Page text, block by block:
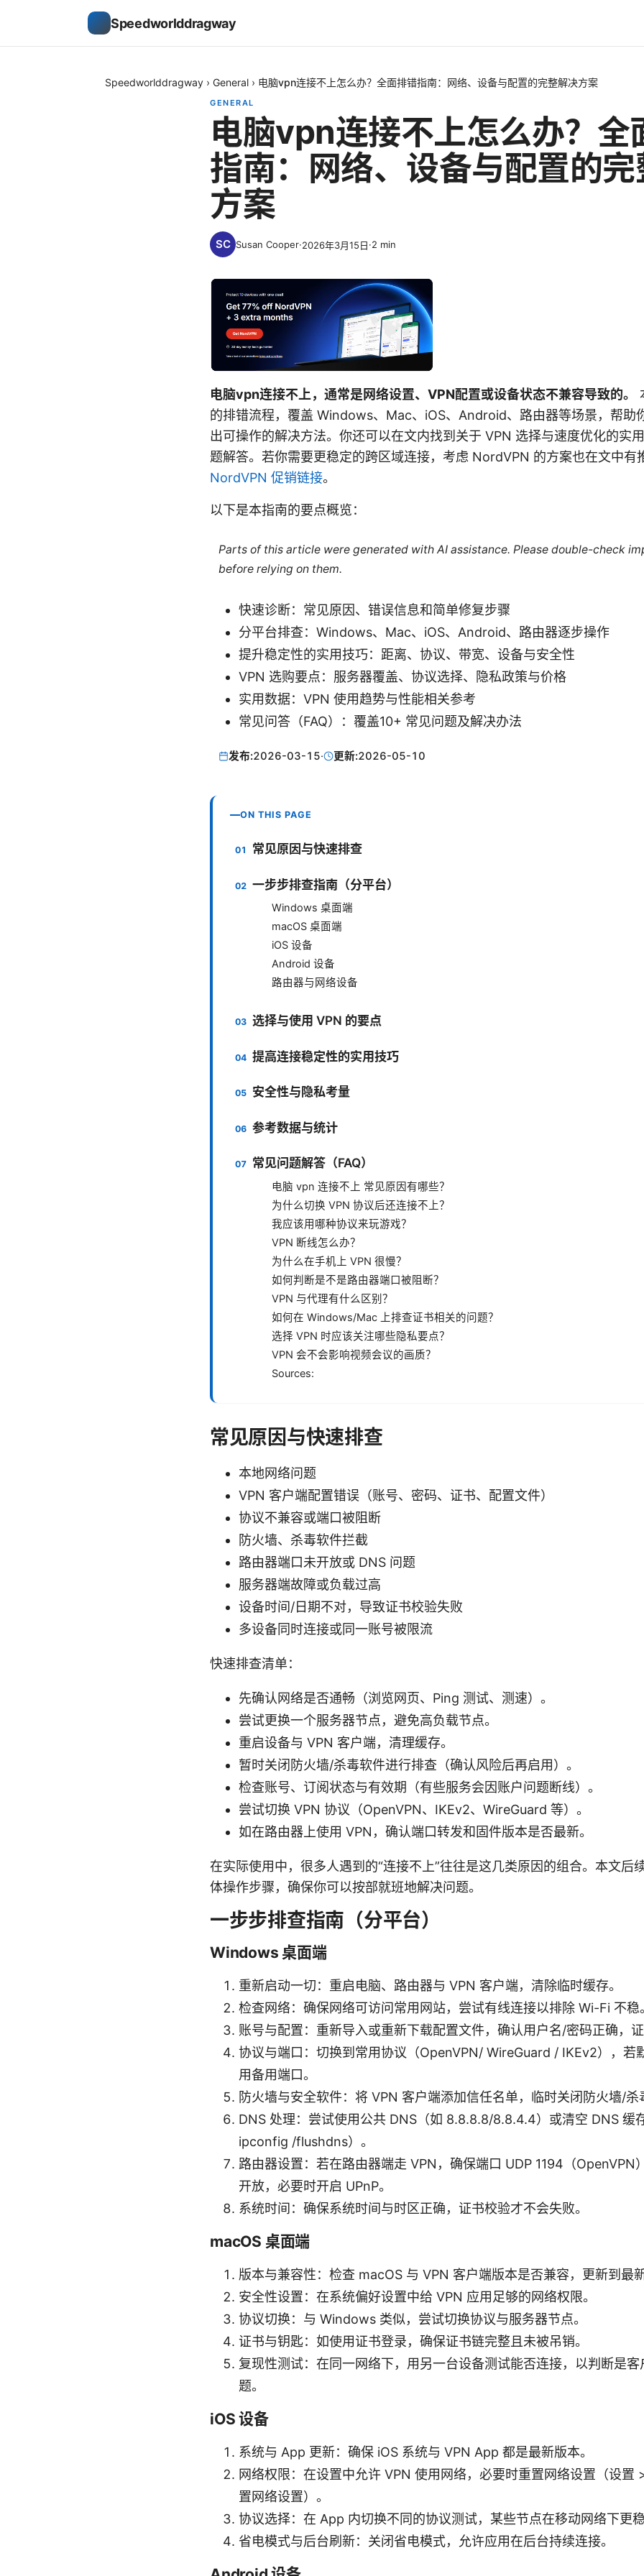
Speedworlddragway
Speedworlddragway › General › 电脑vpn连接不上怎么办？全面排错指南：网络、设备与配置的完整解决方案
GENERAL
电脑vpn连接不上怎么办？全
指南：网络、设备与配置的
方案
Susan Cooper·2026年3月15日·2 min
电脑vpn连接不上，通常是网络设置、VPN配置或设备状态不兼容导致的。
的排错流程，覆盖 Windows、Mac、iOS、Android、路由器等场景，帮助
出可操作的解决方法。你还可以在文内找到关于 VPN 选择与速度优化的实
题解答。若你需要更稳定的跨区域连接，考虑 NordVPN 的方案也在文中有
NordVPN 促销链接。
以下是本指南的要点概览：
Parts of this article were generated with AI assistance. Please double-check
before relying on them.
快速诊断：常见原因、错误信息和简单修复步骤
分平台排查：Windows、Mac、iOS、Android、路由器逐步操作
提升稳定性的实用技巧：距离、协议、带宽、设备与安全性
VPN 选购要点：服务器覆盖、协议选择、隐私政策与价格
实用数据：VPN 使用趋势与性能相关参考
常见问答（FAQ）：覆盖10+ 常见问题及解决办法
发布:2026-03-15· 更新:2026-05-10
ON THIS PAGE
常见原因与快速排查
一步步排查指南（分平台）
Windows 桌面端
macOS 桌面端
iOS 设备
Android 设备
路由器与网络设备
选择与使用 VPN 的要点
提高连接稳定性的实用技巧
安全性与隐私考量
参考数据与统计
常见问题解答（FAQ）
电脑 vpn 连接不上 常见原因有哪些？
为什么切换 VPN 协议后还连接不上？
我应该用哪种协议来玩游戏？
VPN 断线怎么办？
为什么在手机上 VPN 很慢？
如何判断是不是路由器端口被阻断？
VPN 与代理有什么区别？
如何在 Windows/Mac 上排查证书相关的问题？
选择 VPN 时应该关注哪些隐私要点？
VPN 会不会影响视频会议的画质？
Sources:
常见原因与快速排查
本地网络问题
VPN 客户端配置错误（账号、密码、证书、配置文件）
协议不兼容或端口被阻断
防火墙、杀毒软件拦截
路由器端口未开放或 DNS 问题
服务器端故障或负载过高
设备时间/日期不对，导致证书校验失败
多设备同时连接或同一账号被限流
快速排查清单：
先确认网络是否通畅（浏览网页、Ping 测试、测速）。
尝试更换一个服务器节点，避免高负载节点。
重启设备与 VPN 客户端，清理缓存。
暂时关闭防火墙/杀毒软件进行排查（确认风险后再启用）。
检查账号、订阅状态与有效期（有些服务会因账户问题断线）。
尝试切换 VPN 协议（OpenVPN、IKEv2、WireGuard 等）。
如在路由器上使用 VPN，确认端口转发和固件版本是否最新。
在实际使用中，很多人遇到的“连接不上”往往是这几类原因的组合。本文后
体操作步骤，确保你可以按部就班地解决问题。
一步步排查指南（分平台）
Windows 桌面端
重新启动一切：重启电脑、路由器与 VPN 客户端，清除临时缓存。
检查网络：确保网络可访问常用网站，尝试有线连接以排除 Wi-Fi 不稳
账号与配置：重新导入或重新下载配置文件，确认用户名/密码正确，证
协议与端口：切换到常用协议（OpenVPN/ WireGuard / IKEv2），若
用备用端口。
防火墙与安全软件：将 VPN 客户端添加信任名单，临时关闭防火墙/杀
DNS 处理：尝试使用公共 DNS（如 8.8.8.8/8.8.4.4）或清空 DNS 缓
ipconfig /flushdns）。
路由器设置：若在路由器端走 VPN，确保端口 UDP 1194（OpenVPN
开放，必要时开启 UPnP。
系统时间：确保系统时间与时区正确，证书校验才不会失败。
macOS 桌面端
版本与兼容性：检查 macOS 与 VPN 客户端版本是否兼容，更新到最新
安全性设置：在系统偏好设置中给 VPN 应用足够的网络权限。
协议切换：与 Windows 类似，尝试切换协议与服务器节点。
证书与钥匙：如使用证书登录，确保证书链完整且未被吊销。
复现性测试：在同一网络下，用另一台设备测试能否连接，以判断是
题。
iOS 设备
系统与 App 更新：确保 iOS 系统与 VPN App 都是最新版本。
网络权限：在设置中允许 VPN 使用网络，必要时重置网络设置（设置
置网络设置）。
协议选择：在 App 内切换不同的协议测试，某些节点在移动网络下更稳
省电模式与后台刷新：关闭省电模式，允许应用在后台持续连接。